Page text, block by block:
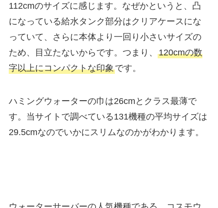
112cmのサイズに感じます。なぜかというと、凸
になっている給水タンク部分はクリアケースにな
っていて、さらに本体より一回り小さいサイズの
ため、目立たないからです。つまり、 120cmの数
字以上にコンパクトな印象です。
ハミングウォーターの巾は26cmとクラス最薄で
す。当サイトで調べている131機種の平均サイズは
29.5cmなのでいかにスリムなのかがわかります。